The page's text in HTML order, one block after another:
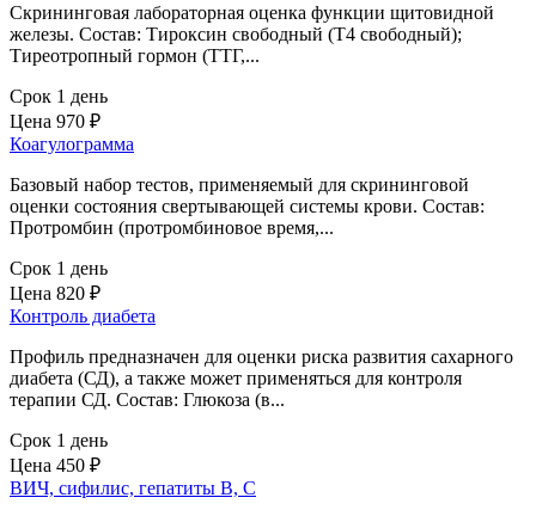
Скрининговая лабораторная оценка функции щитовидной
железы. Состав: Тироксин свободный (Т4 свободный);
Тиреотропный гормон (ТТГ,...
Срок 1 день
Цена 970 ₽
Коагулограмма
Базовый набор тестов, применяемый для скрининговой
оценки состояния свертывающей системы крови. Состав:
Протромбин (протромбиновое время,...
Срок 1 день
Цена 820 ₽
Контроль диабета
Профиль предназначен для оценки риска развития сахарного
диабета (СД), а также может применяться для контроля
терапии СД. Состав: Глюкоза (в...
Срок 1 день
Цена 450 ₽
ВИЧ, сифилис, гепатиты В, С